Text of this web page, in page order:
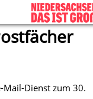
Mail-Dienst zum 30.